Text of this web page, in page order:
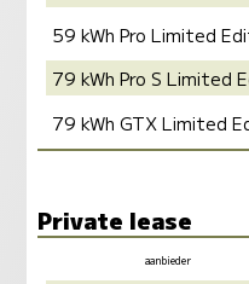
59 kWh Pro Limited
79 kWh Pro S Limited
79 kWh GTX Limited
Private lease
aanbieder